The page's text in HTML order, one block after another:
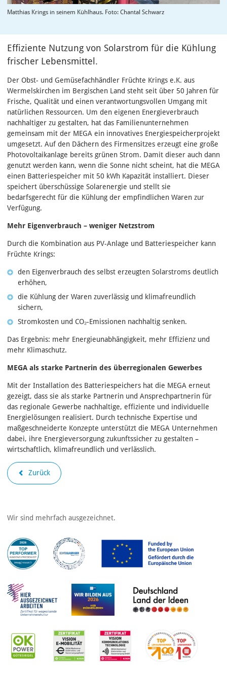
Matthias Krings in seinem Kühlhaus. Foto: Chantal Schwarz
Effiziente Nutzung von Solarstrom für die Kühlung
frischer Lebensmittel.
Der Obst- und Gemüsefachhändler Früchte Krings e.K. aus
Wermelskirchen im Bergischen Land steht seit über 50 Jahren für
Frische, Qualität und einen verantwortungsvollen Umgang mit
natürlichen Ressourcen. Um den eigenen Energieverbrauch
nachhaltiger zu gestalten, hat das Familienunternehmen
gemeinsam mit der MEGA ein innovatives Energiespeicherprojekt
umgesetzt. Auf den Dächern des Firmensitzes erzeugt eine große
Photovoltaikanlage bereits grünen Strom. Damit dieser auch dann
genutzt werden kann, wenn die Sonne nicht scheint, hat die MEGA
einen Batteriespeicher mit 50 kWh Kapazität installiert. Dieser
speichert überschüssige Solarenergie und stellt sie
bedarfsgerecht für die Kühlung der empfindlichen Waren zur
Verfügung.
Mehr Eigenverbrauch – weniger Netzstrom
Durch die Kombination aus PV-Anlage und Batteriespeicher kann
Früchte Krings:
den Eigenverbrauch des selbst erzeugten Solarstroms deutlich
erhöhen,
die Kühlung der Waren zuverlässig und klimafreundlich
sichern,
Stromkosten und CO₂-Emissionen nachhaltig senken.
Das Ergebnis: mehr Energieunabhängigkeit, mehr Effizienz und
mehr Klimaschutz.
MEGA als starke Partnerin des überregionalen Gewerbes
Mit der Installation des Batteriespeichers hat die MEGA erneut
gezeigt, dass sie als starke Partnerin und Ansprechpartnerin für
das regionale Gewerbe nachhaltige, effiziente und individuelle
Energielösungen realisiert. Durch technische Expertise und
maßgeschneiderte Konzepte unterstützt die MEGA Unternehmen
dabei, ihre Energieversorgung zukunftssicher zu gestalten –
wirtschaftlich, klimafreundlich und verlässlich.
Zurück
Wir sind mehrfach ausgezeichnet.